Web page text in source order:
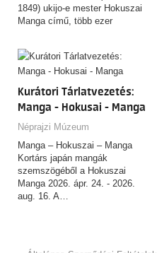
1849) ukijo-e mester Hokuszai
Manga című, több ezer
Kurátori Tárlatvezetés:
Manga - Hokusai - Manga
Néprajzi Múzeum
Manga – Hokuszai – Manga
Kortárs japán mangák
szemszögéből a Hokuszai
Manga 2026. ápr. 24. - 2026.
aug. 16. A…